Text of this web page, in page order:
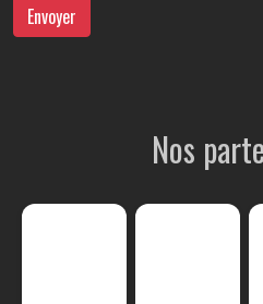
Envoyer
Nos